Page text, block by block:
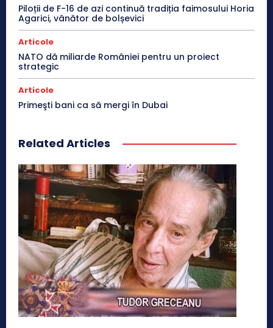
Piloții de F-16 de azi continuă tradiția faimosului Horia
Agarici, vânător de bolșevici
Articole
NATO dă miliarde României pentru un proiect
strategic
Articole
Primeşti bani ca să mergi în Dubai
Related Articles